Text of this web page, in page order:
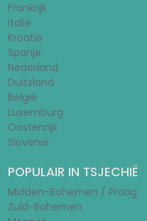
Frankrijk
Italië
Kroatië
Spanje
Nederland
Duitsland
België
Luxemburg
Oostenrijk
Slovenië
POPULAIR IN TSJECHIË
Midden-Bohemen / Praag
Zuid-Bohemen